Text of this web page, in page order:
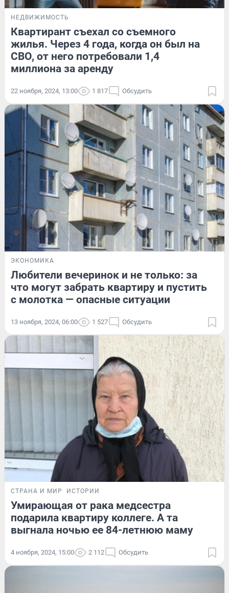
НЕДВИЖИМОСТЬ
Квартирант съехал со съемного
жилья. Через 4 года, когда он был на
СВО, от него потребовали 1,4
миллиона за аренду
22 ноября, 2024, 13:00 1 817 Обсудить
ЭКОНОМИКА
Любители вечеринок и не только: за
что могут забрать квартиру и пустить
с молотка — опасные ситуации
13 ноября, 2024, 06:00 1 527 Обсудить
СТРАНА И МИР ИСТОРИИ
Умирающая от рака медсестра
подарила квартиру коллеге. А та
выгнала ночью ее 84-летнюю маму
4 ноября, 2024, 15:00 2 112 Обсудить